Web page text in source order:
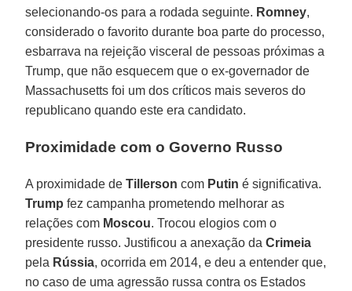
selecionando-os para a rodada seguinte. Romney,
considerado o favorito durante boa parte do processo,
esbarrava na rejeição visceral de pessoas próximas a
Trump, que não esquecem que o ex-governador de
Massachusetts foi um dos críticos mais severos do
republicano quando este era candidato.
Proximidade com o Governo Russo
A proximidade deTillerson com Putin é significativa.
Trump fez campanha prometendo melhorar as
relações com Moscou. Trocou elogios com o
presidente russo. Justificou a anexação daCrimeia
pela Rússia, ocorrida em 2014, e deu a entender que,
no caso de uma agressão russa contra os Estados